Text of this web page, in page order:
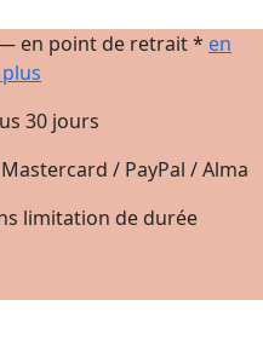
en point de retrait * en
30 jours
/ PayPal / Alma
limitation de durée